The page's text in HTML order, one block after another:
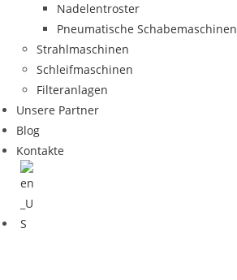
Nadelentroster
Pneumatische Schabemaschinen
Strahlmaschinen
Schleifmaschinen
Filteranlagen
Unsere Partner
Blog
Kontakte